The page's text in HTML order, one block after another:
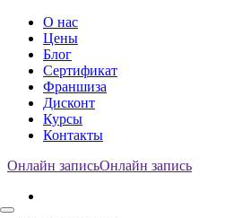
О нас
Цены
Блог
Cертификат
Франшиза
Дисконт
Курсы
Контакты
Онлайн записьОнлайн запись